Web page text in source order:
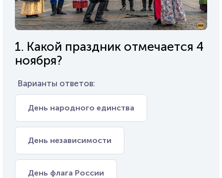
1. Какой праздник отмечается 4
ноября?
Варианты ответов:
День народного единства
День независимости
День флага России